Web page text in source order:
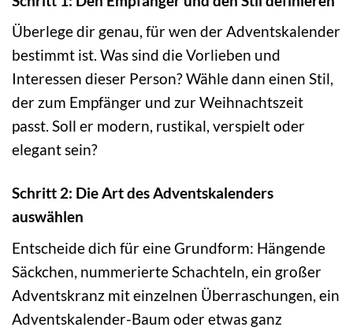
Überlege dir genau, für wen der Adventskalender
bestimmt ist. Was sind die Vorlieben und
Interessen dieser Person? Wähle dann einen Stil,
der zum Empfänger und zur Weihnachtszeit
passt. Soll er modern, rustikal, verspielt oder
elegant sein?
Schritt 2: Die Art des Adventskalenders
auswählen
Entscheide dich für eine Grundform: Hängende
Säckchen, nummerierte Schachteln, ein großer
Adventskranz mit einzelnen Überraschungen, ein
Adventskalender-Baum oder etwas ganz